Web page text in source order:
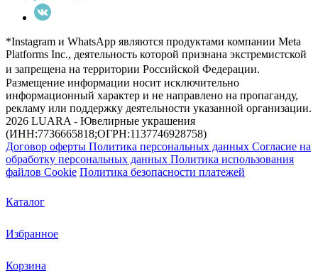
*Instagram и WhatsApp являются продуктами компании Meta
Platforms Inc., деятельность которой признана экстремистской
и запрещена на территории Российской Федерации.
Размещение информации носит исключительно
информационный характер и не направлено на пропаганду,
рекламу или поддержку деятельности указанной организации.
2026 LUARA - Ювелирные украшения
(ИНН:7736665818;ОГРН:1137746928758)
Договор оферты Политика персональных данных Согласие на
обработку персональных данных Политика использования
файлов Cookie Политика безопасности платежей
Каталог
Избранное
Корзина